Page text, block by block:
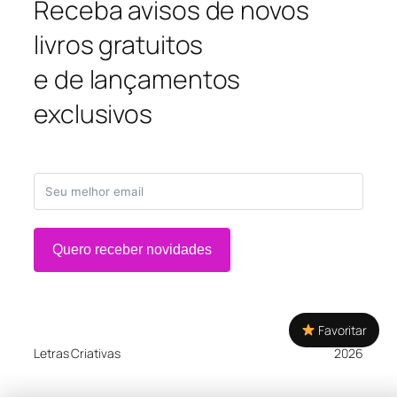
Receba avisos de novos
livros gratuitos
e de lançamentos
exclusivos
Quero receber novidades
Letras Criativas 2026
Favoritar